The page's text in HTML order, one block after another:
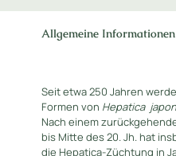
Allgemeine Informationen
Seit etwa 250 Jahren
Formen von Hepatica
Nach einem
bis Mitte des 20. Jh. hat
die Hepatica-Züchtung in